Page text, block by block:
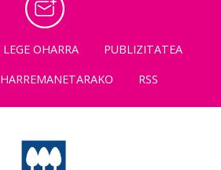
LEGE OHARRA
PUBLIZITATEA
HARREMANETARAKO RSS